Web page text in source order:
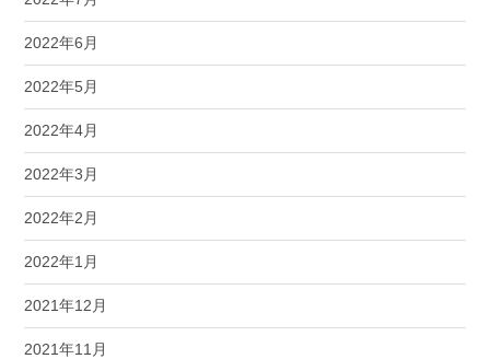
2022年6月
2022年5月
2022年4月
2022年3月
2022年2月
2022年1月
2021年12月
2021年11月